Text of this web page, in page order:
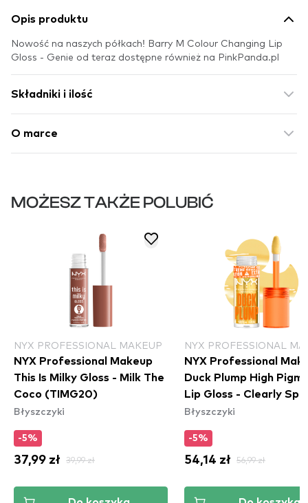
Opis produktu
Nowość na naszych półkach! Barry M Colour Changing Lip
Gloss - Genie od teraz dostępne również na PinkPanda.pl
Składniki i ilość
O marce
MOŻESZ TAKŻE POLUBIĆ
NYX PROFESSIONAL MAKEUP
NYX Professional Makeup
This Is Milky Gloss - Milk The
Coco (TIMG20)
Błyszczyki
-5%
37,99 zł 39,99 zł
NYX PROFESSIONAL
NYX Professional
Duck Plump High
Lip Gloss - Clearly
(DPLL01)
Błyszczyki
-5%
54,14 zł 56,99 zł